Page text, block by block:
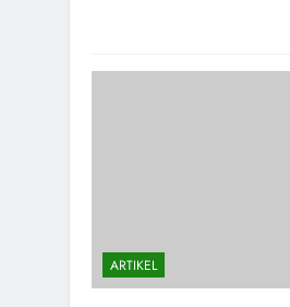
ARTIKEL